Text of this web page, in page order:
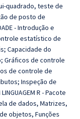
quadrado, teste de
de posto de
- Introdução e
estatístico de
Capacidade do
Gráficos de controle
de controle de
Inspeção de
R - Pacote
de dados, Matrizes,
objetos, Funções